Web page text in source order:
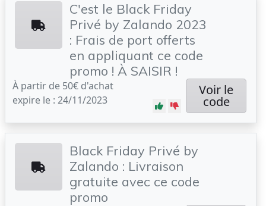
C'est le Black Friday
Privé by Zalando 2023
: Frais de port offerts
en appliquant ce code
promo ! À SAISIR !
À partir de 50€ d'achat
expire le : 24/11/2023
Voir le
code
Black Friday Privé by
Zalando : Livraison
gratuite avec ce code
promo